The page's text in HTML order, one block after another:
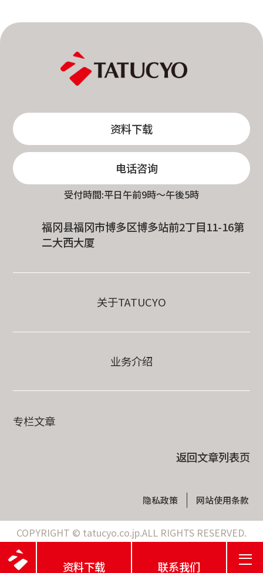
资料下载 联系我们
资料下载
电话咨询
受付時間:平日午前9時〜午後5時
福冈县福冈市博多区博多站前2丁目11-16第
二大西大厦
关于TATUCYO
业务介绍
专栏文章
返回文章列表页
隐私政策 网站使用条款
COPYRIGHT © tatucyo.co.jp.ALL RIGHTS RESERVED.